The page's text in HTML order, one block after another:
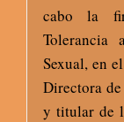
cabo la
Tolerancia
Sexual, en
Directora
y titular de